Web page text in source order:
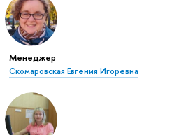
Менеджер
Скомаровская Евгения Игоревна